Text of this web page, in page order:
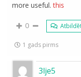
more useful.this
0
1 gads pirms
3lje5